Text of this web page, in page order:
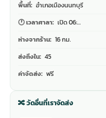
พื้นที่: อำเภอเมืองนนทบุรี
🕐 เวลาศาลา: เปิด 06:…
ห่างจากร้าน: 16 กม.
ส่งถึงใน: 45
ค่าจัดส่ง: ฟรี
🔀 วัดอื่นที่เราจัดส่ง